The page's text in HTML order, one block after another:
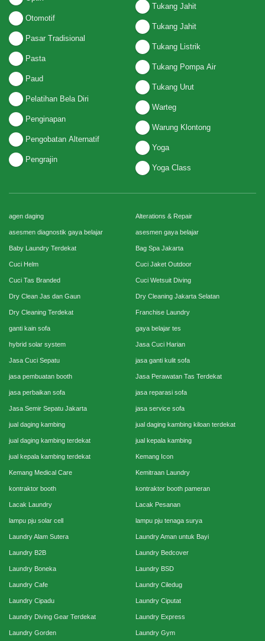
Otomotif
Pasar Tradisional
Pasta
Paud
Pelatihan Bela Diri
Penginapan
Pengobatan Alternatif
Pengrajin
Tukang Jahit
Tukang Jahit
Tukang Listrik
Tukang Pompa Air
Tukang Urut
Warteg
Warung Klontong
Yoga
Yoga Class
agen daging Alterations & Repair
asesmen diagnostik gaya belajar asesmen gaya belajar
Baby Laundry Terdekat Bag Spa Jakarta
Cuci Helm Cuci Jaket Outdoor
Cuci Tas Branded Cuci Wetsuit Diving
Dry Clean Jas dan Gaun Dry Cleaning Jakarta Selatan
Dry Cleaning Terdekat Franchise Laundry
ganti kain sofa gaya belajar tes
hybrid solar system Jasa Cuci Harian
Jasa Cuci Sepatu jasa ganti kulit sofa
jasa pembuatan booth Jasa Perawatan Tas Terdekat
jasa perbaikan sofa jasa reparasi sofa
Jasa Semir Sepatu Jakarta jasa service sofa
jual daging kambing jual daging kambing kiloan terdekat
jual daging kambing terdekat jual kepala kambing
jual kepala kambing terdekat Kemang Icon
Kemang Medical Care Kemitraan Laundry
kontraktor booth kontraktor booth pameran
Lacak Laundry Lacak Pesanan
lampu pju solar cell lampu pju tenaga surya
Laundry Alam Sutera Laundry Aman untuk Bayi
Laundry B2B Laundry Bedcover
Laundry Boneka Laundry BSD
Laundry Cafe Laundry Ciledug
Laundry Cipadu Laundry Ciputat
Laundry Diving Gear Terdekat Laundry Express
Laundry Gorden Laundry Gym